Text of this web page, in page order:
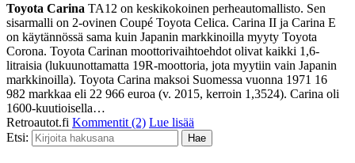
Toyota Carina TA12 on keskikokoinen perheautomallisto. Sen
sisarmalli on 2-ovinen Coupé Toyota Celica. Carina II ja Carina E
on käytännössä sama kuin Japanin markkinoilla myyty Toyota
Corona. Toyota Carinan moottorivaihtoehdot olivat kaikki 1,6-
litraisia (lukuunottamatta 19R-moottoria, jota myytiin vain Japanin
markkinoilla). Toyota Carina maksoi Suomessa vuonna 1971 16
982 markkaa eli 22 966 euroa (v. 2015, kerroin 1,3524). Carina oli
1600-kuutioisella…
Retroautot.fi Kommentit (2) Lue lisää
Etsi: